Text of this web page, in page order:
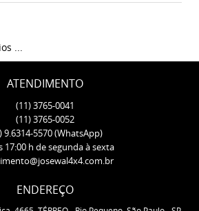
...
ATENDIMENTO
(11)3765-0041
(11)3765-0052
9.6314-5570(WhatsApp)
17:00 h de segunda à sexta
ENDEREÇO